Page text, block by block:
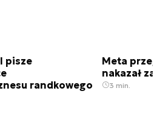
pisze
randkowego
Meta
nakazał
3 min.